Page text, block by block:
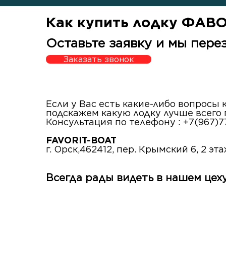
Как купить лодку
Оставьте заявку и мы
Заказать звонок
Если у Вас есть какие-либо
подскажем какую лодку лучше
Консультация по телефону :
FAVORIT-BOAT
г. Орск,462412, пер. Крымский 6, 2
Всегда рады видеть в нашем